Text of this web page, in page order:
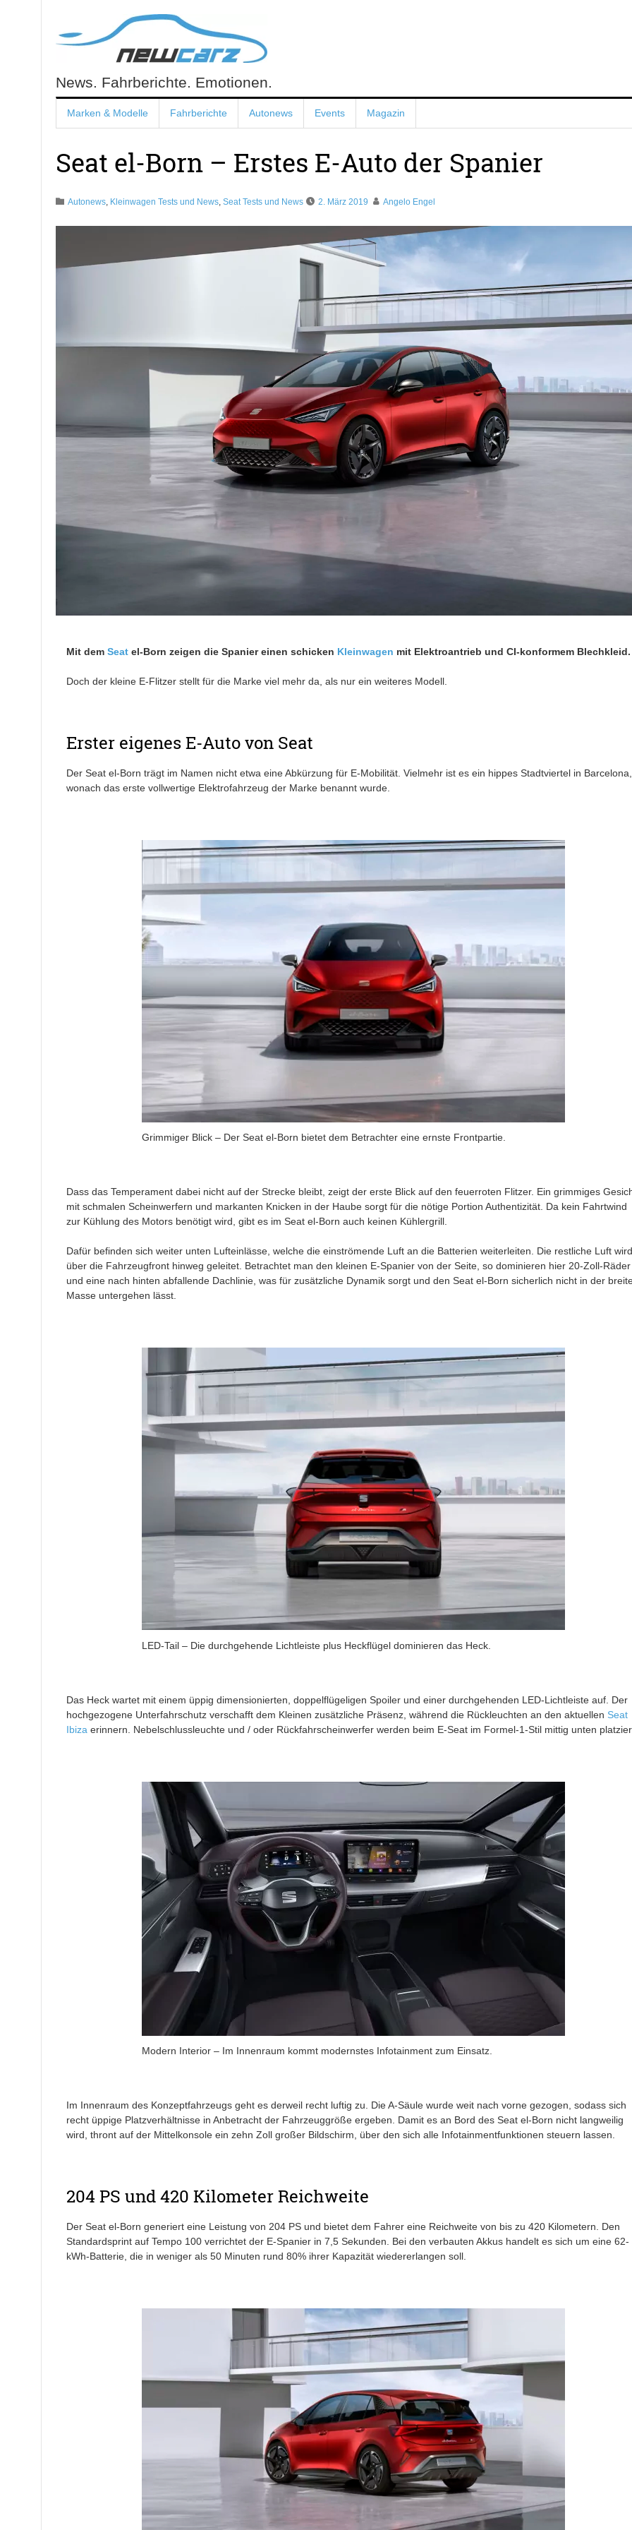
content
NewCarz.de
News. Fahrberichte. Emotionen.
Marken & Modelle Fahrberichte Autonews Events Magazin
Seat el-Born – Erstes E-Auto der Spanier
Autonews, Kleinwagen Tests und News, Seat Tests und News 2. März 2019 Angelo Engel
Mit dem Seatel-Born zeigen die Spanier einen schicken Kleinwagen mit Elektroantrieb und CI-konformem Blechkleid.
Doch der kleine E-Flitzer stellt für die Marke viel mehr da, als nur ein weiteres Modell.
Erster eigenes E-Auto von Seat
Der Seat el-Born trägt im Namen nicht etwa eine Abkürzung für E-Mobilität. Vielmehr ist es ein hippes Stadtviertel in Barcelona,
wonach das erste vollwertige Elektrofahrzeug der Marke benannt wurde.
Grimmiger Blick – Der Seat el-Born bietet dem Betrachter eine ernste Frontpartie.
Dass das Temperament dabei nicht auf der Strecke bleibt, zeigt der erste Blick auf den feuerroten Flitzer. Ein grimmiges
mit schmalen Scheinwerfern und markanten Knicken in der Haube sorgt für die nötige Portion Authentizität. Da kein Fahrtwind
zur Kühlung des Motors benötigt wird, gibt es im Seat el-Born auch keinen Kühlergrill.
Dafür befinden sich weiter unten Lufteinlässe, welche die einströmende Luft an die Batterien weiterleiten. Die restliche Luft wird
über die Fahrzeugfront hinweg geleitet. Betrachtet man den kleinen E-Spanier von der Seite, so dominieren hier 20-Zoll-Räder
und eine nach hinten abfallende Dachlinie, was für zusätzliche Dynamik sorgt und den Seat el-Born sicherlich nicht in der
Masse untergehen lässt.
LED-Tail – Die durchgehende Lichtleiste plus Heckflügel dominieren das Heck.
Das Heck wartet mit einem üppig dimensionierten, doppelflügeligen Spoiler und einer durchgehenden LED-Lichtleiste auf. Der
hochgezogene Unterfahrschutz verschafft dem Kleinen zusätzliche Präsenz, während die Rückleuchten an den aktuellen Seat
Ibiza erinnern. Nebelschlussleuchte und / oder Rückfahrscheinwerfer werden beim E-Seat im Formel-1-Stil mittig unten
Modern Interior – Im Innenraum kommt modernstes Infotainment zum Einsatz.
Im Innenraum des Konzeptfahrzeugs geht es derweil recht luftig zu. Die A-Säule wurde weit nach vorne gezogen, sodass sich
recht üppige Platzverhältnisse in Anbetracht der Fahrzeuggröße ergeben. Damit es an Bord des Seat el-Born nicht langweilig
wird, thront auf der Mittelkonsole ein zehn Zoll großer Bildschirm, über den sich alle Infotainmentfunktionen steuern lassen.
204 PS und 420 Kilometer Reichweite
Der Seat el-Born generiert eine Leistung von 204 PS und bietet dem Fahrer eine Reichweite von bis zu 420 Kilometern. Den
Standardsprint auf Tempo 100 verrichtet der E-Spanier in 7,5 Sekunden. Bei den verbauten Akkus handelt es sich um eine 62-
kWh-Batterie, die in weniger als 50 Minuten rund 80% ihrer Kapazität wiedererlangen soll.